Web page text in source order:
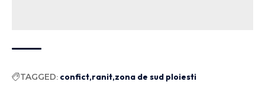
TAGGED: confict ranit zona de sud ploiesti